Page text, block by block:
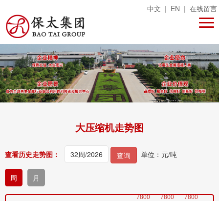
中文 | EN | 在线留言
大压缩机走势图
查看历史走势图： 查询 单位：元/吨
周 月